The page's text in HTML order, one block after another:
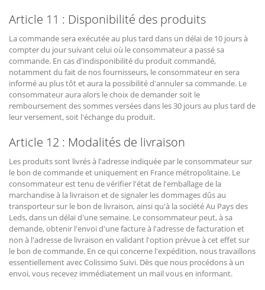
Article 11 : Disponibilité des produits
La commande sera exécutée au plus tard dans un délai de 10 jours à
compter du jour suivant celui où le consommateur a passé sa
commande. En cas d'indisponibilité du produit commandé,
notamment du fait de nos fournisseurs, le consommateur en sera
informé au plus tôt et aura la possibilité d'annuler sa commande. Le
consommateur aura alors le choix de demander soit le
remboursement des sommes versées dans les 30 jours au plus tard de
leur versement, soit l'échange du produit.
Article 12 : Modalités de livraison
Les produits sont livrés à l'adresse indiquée par le consommateur sur
le bon de commande et uniquement en France métropolitaine. Le
consommateur est tenu de vérifier l'état de l'emballage de la
marchandise à la livraison et de signaler les dommages dûs au
transporteur sur le bon de livraison, ainsi qu'à la société Au Pays des
Leds, dans un délai d'une semaine. Le consommateur peut, à sa
demande, obtenir l'envoi d'une facture à l'adresse de facturation et
non à l'adresse de livraison en validant l'option prévue à cet effet sur
le bon de commande. En ce qui concerne l'expédition, nous travaillons
essentiellement avec Colissimo Suivi. Dès que nous procédons à un
envoi, vous recevez immédiatement un mail vous en informant.